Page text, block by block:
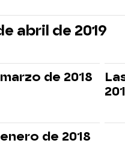
abril de 2019
de 2018
de 2018